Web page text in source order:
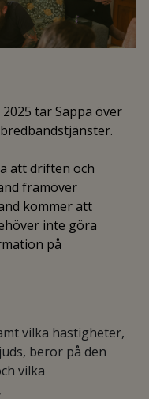
tar Sappa över
att driften och
framöver
kommer att
inte göra
på
vilka hastigheter,
beror på den
vilka